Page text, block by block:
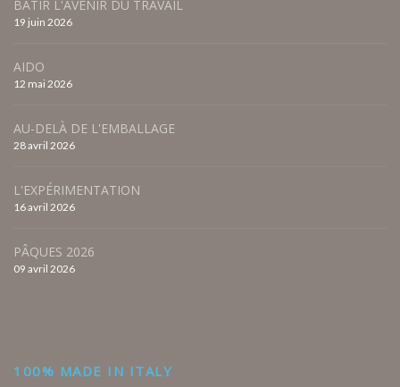
BÂTIR L'AVENIR DU TRAVAIL
19 juin 2026
AIDO
12 mai 2026
AU-DELÀ DE L'EMBALLAGE
28 avril 2026
L'EXPÉRIMENTATION
16 avril 2026
PÂQUES 2026
09 avril 2026
100% MADE IN ITALY